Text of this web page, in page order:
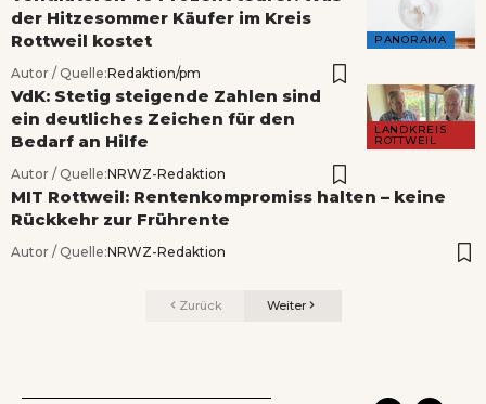
PANORAMA
der Hitzesommer Käufer im Kreis
Rottweil kostet
Autor / Quelle:Redaktion/pm
LANDKREIS
ROTTWEIL
VdK: Stetig steigende Zahlen sind
ein deutliches Zeichen für den
Bedarf an Hilfe
Autor / Quelle:NRWZ-Redaktion
MIT Rottweil: Rentenkompromiss halten – keine
Rückkehr zur Frührente
Autor / Quelle:NRWZ-Redaktion
Zurück Weiter